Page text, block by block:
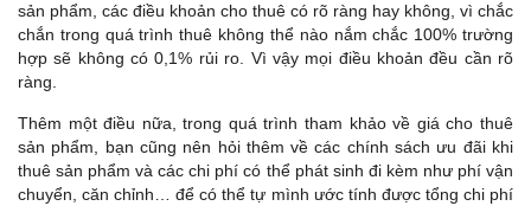
sản phẩm, các điều khoản cho thuê có rõ ràng hay không, vì chắc
chắn trong quá trình thuê không thể nào nắm chắc 100% trường
hợp sẽ không có 0,1% rủi ro. Vì vậy mọi điều khoản đều cần rõ
ràng.
Thêm một điều nữa, trong quá trình tham khảo về giá cho thuê
sản phẩm, bạn cũng nên hỏi thêm về các chính sách ưu đãi khi
thuê sản phẩm và các chi phí có thể phát sinh đi kèm như phí vận
chuyển, căn chỉnh… để có thể tự mình ước tính được tổng chi phí